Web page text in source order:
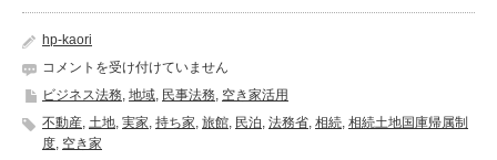
hp-kaori
相
続
地
国
コメントを受け付けていません
ビジネス法務, 地域, 民事法務, 空き家活用
不動産, 土地, 実家, 持ち家, 旅館, 民泊, 法務省, 相続, 相続土地国庫帰属制
度, 空き家